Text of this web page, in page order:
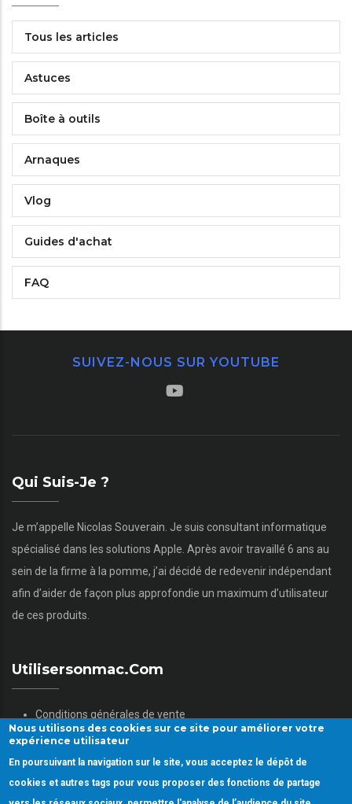
Tous les articles
Astuces
Boîte à outils
Arnaques
Vlog
Guides d'achat
FAQ
SUIVEZ-NOUS SUR YOUTUBE
Qui Suis-Je ?
Je m’appelle Nicolas Souverain. Je suis consultant informatique
spécialisé dans les solutions Apple. Après avoir travaillé 6 ans au
sein de la firme à la pomme, j’ai décidé de redevenir indépendant
afin d’aider de façon plus approfondie un maximum d’utilisateur
de ces produits.
Utilisersonmac.com
Conditions générales de vente
Mentions légales
Politique des données personnelles
Gestion des Cookies
Nous utilisons des cookies sur ce site pour améliorer votre
expérience utilisateur
En poursuivant la navigation sur le site, vous acceptez le dépôt de
cookies et autres tags pour vous proposer des fonctions de partage